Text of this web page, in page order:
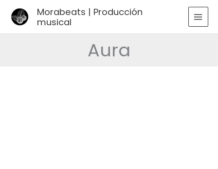
Morabeats | Producción
musical
Aura